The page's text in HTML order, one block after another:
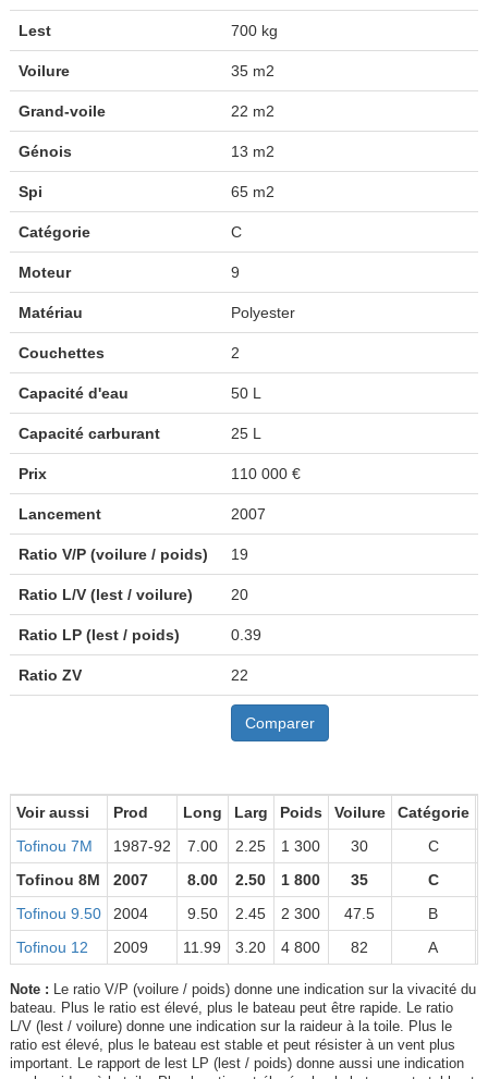
Lest 700 kg
Voilure 35 m2
Grand-voile 22 m2
Génois 13 m2
Spi 65 m2
Catégorie C
Moteur 9
Matériau Polyester
Couchettes 2
Capacité d'eau 50 L
Capacité carburant 25 L
Prix 110 000 €
Lancement 2007
Ratio V/P (voilure / poids) 19
Ratio L/V (lest / voilure) 20
Ratio LP (lest / poids) 0.39
Ratio ZV 22
Comparer
Voir aussi Prod Long Larg Poids Voilure
Catégorie
Tofinou 7M
1987-92 7.00 2.25 1 300 30
C
Tofinou 8M
2007 8.00 2.50 1 800 35 C
Tofinou 9.50
2004 9.50 2.45 2 300 47.5 B
Tofinou 12
2009 11.99 3.20 4 800 82 A
Note : Le ratio V/P (voilure / poids) donne une indication sur la vivacité du
bateau. Plus le ratio est élevé, plus le bateau peut être rapide. Le ratio
L/V (lest / voilure) donne une indication sur la raideur à la toile. Plus le
ratio est élevé, plus le bateau est stable et peut résister à un vent plus
important. Le rapport de lest LP (lest / poids) donne aussi une indication